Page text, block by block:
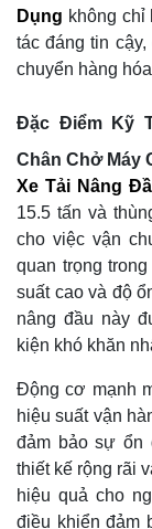
Dụng không
tác đáng tin
chuyển hàng
Đặc Điểm Kỹ
Chân Chở Máy
Xe Tải Nâng
15.5 tấn và
cho việc vận
quan trọng
suất cao và độ
nâng đầu này
kiện khó khăn
Động cơ mạnh
hiệu suất vận
đảm bảo sự ổn
thiết kế rộng rãi
hiệu quả cho
điều khiển đảm